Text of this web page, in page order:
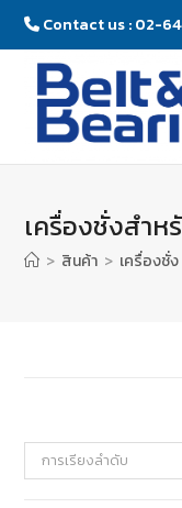
Contact us : 02-
เครื่องชั่งสำ
> สินค้า > เครื่องชั่ง
การเรียงลำดับ